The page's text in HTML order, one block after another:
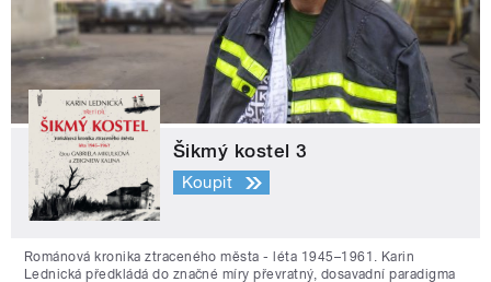
Šikmý kostel 3
Koupit
Románová kronika ztraceného města - léta 1945–1961. Karin
Lednická předkládá do značné míry převratný, dosavadní paradigma